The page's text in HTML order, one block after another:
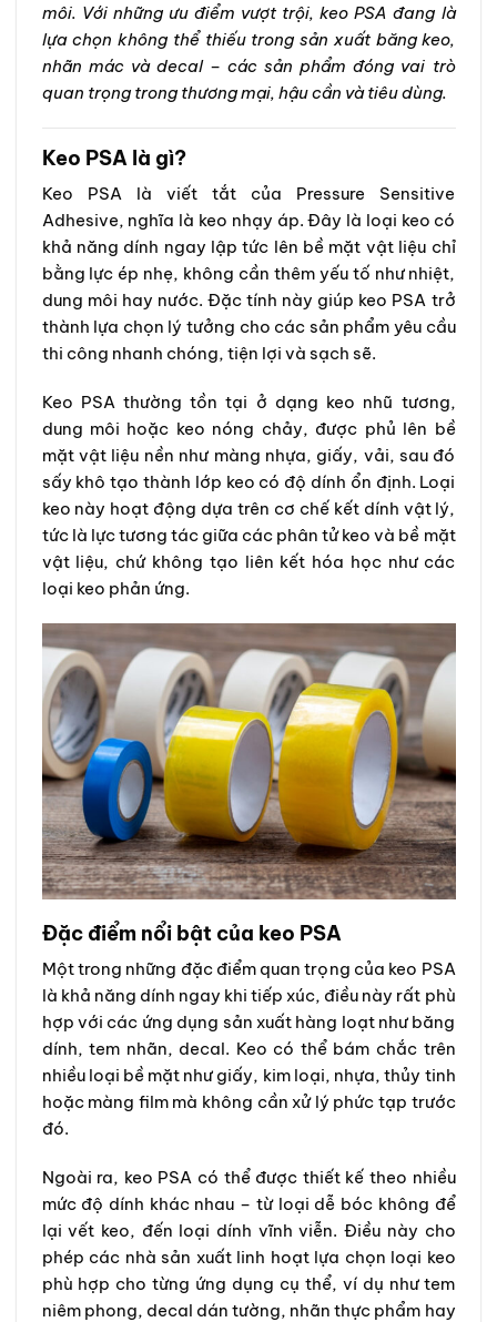
môi. Với những ưu điểm vượt trội, keo PSA đang là
lựa chọn không thể thiếu trong sản xuất băng keo,
nhãn mác và decal – các sản phẩm đóng vai trò
quan trọng trong thương mại, hậu cần và tiêu dùng.
Keo PSA là gì?
Keo PSA là viết tắt của Pressure Sensitive
Adhesive, nghĩa là keo nhạy áp. Đây là loại keo có
khả năng dính ngay lập tức lên bề mặt vật liệu chỉ
bằng lực ép nhẹ, không cần thêm yếu tố như nhiệt,
dung môi hay nước. Đặc tính này giúp keo PSA trở
thành lựa chọn lý tưởng cho các sản phẩm yêu cầu
thi công nhanh chóng, tiện lợi và sạch sẽ.
Keo PSA thường tồn tại ở dạng keo nhũ tương,
dung môi hoặc keo nóng chảy, được phủ lên bề
mặt vật liệu nền như màng nhựa, giấy, vải, sau đó
sấy khô tạo thành lớp keo có độ dính ổn định. Loại
keo này hoạt động dựa trên cơ chế kết dính vật lý,
tức là lực tương tác giữa các phân tử keo và bề mặt
vật liệu, chứ không tạo liên kết hóa học như các
loại keo phản ứng.
Đặc điểm nổi bật của keo PSA
Một trong những đặc điểm quan trọng của keo PSA
là khả năng dính ngay khi tiếp xúc, điều này rất phù
hợp với các ứng dụng sản xuất hàng loạt như băng
dính, tem nhãn, decal. Keo có thể bám chắc trên
nhiều loại bề mặt như giấy, kim loại, nhựa, thủy tinh
hoặc màng film mà không cần xử lý phức tạp trước
đó.
Ngoài ra, keo PSA có thể được thiết kế theo nhiều
mức độ dính khác nhau – từ loại dễ bóc không để
lại vết keo, đến loại dính vĩnh viễn. Điều này cho
phép các nhà sản xuất linh hoạt lựa chọn loại keo
phù hợp cho từng ứng dụng cụ thể, ví dụ như tem
niêm phong, decal dán tường, nhãn thực phẩm hay